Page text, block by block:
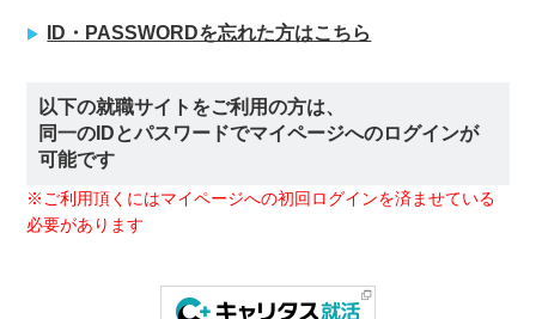
ID・PASSWORDを忘れた方はこちら
以下の就職サイトをご利用の方は、
同一のIDとパスワードでマイページへのログインが
可能です
※ご利用頂くにはマイページへの初回ログインを済ませている
必要があります